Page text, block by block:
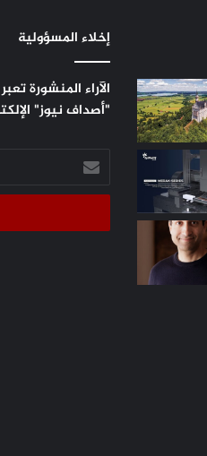
إخلاء المسؤولية
الآراء المنشورة
"أصداف نيوز"
أدخل
بريدك
الإلكتروني